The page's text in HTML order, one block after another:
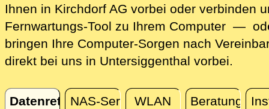
Ihnen in Kirchdorf AG vorbei oder verbinden
Fernwartungs-Tool zu Ihrem Computer —
bringen Ihre Computer-Sorgen nach
direkt bei uns in Untersiggenthal vorbei.
DatenrettungNAS-ServerWLAN Beratung